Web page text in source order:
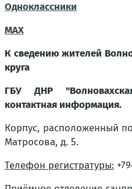
Одноклассники
MAX
К сведению жителей
круга
ГБУ ДНР
контактная информация.
Корпус, расположенный
Матросова, д. 5.
Телефон регистратуры: